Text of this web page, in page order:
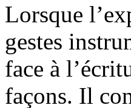
Lorsque
gestes
face à
façons. Il